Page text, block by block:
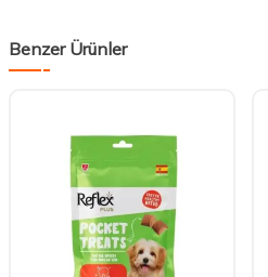
Benzer Ürünler